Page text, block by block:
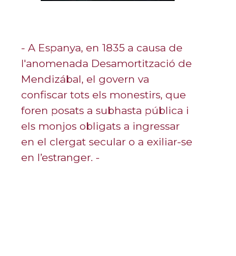
- A Espanya, en 1835 a causa de
l'anomenada Desamortització de
Mendizábal, el govern va
confiscar tots els monestirs, que
foren posats a subhasta pública i
els monjos obligats a ingressar
en el clergat secular o a exiliar-se
en l’estranger. -